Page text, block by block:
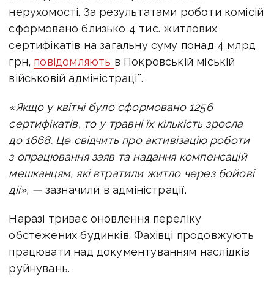
нерухомості. За результатами роботи комісій
сформовано близько 4 тис. житлових
сертифікатів на загальну суму понад 4 млрд
грн, повідомляють в Покровській міській
військовій адміністрації.
«Якщо у квітні було сформовано 1256
сертифікатів, то у травні їх кількість зросла
до 1668. Це свідчить про активізацію роботи
з опрацювання заяв та надання компенсацій
мешканцям, які втратили житло через бойові
дії», —зазначили в адміністрації.
Наразі триває оновлення переліку
обстежених будинків. Фахівці продовжують
працювати над документуванням наслідків
руйнувань.